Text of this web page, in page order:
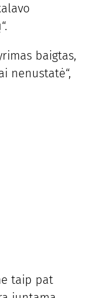
baigtas,
nenustatė“,
taip pat